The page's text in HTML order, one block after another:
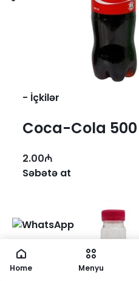
- İçkilər
Coca-Cola
2.00₼
Səbətə at
Home Menyu